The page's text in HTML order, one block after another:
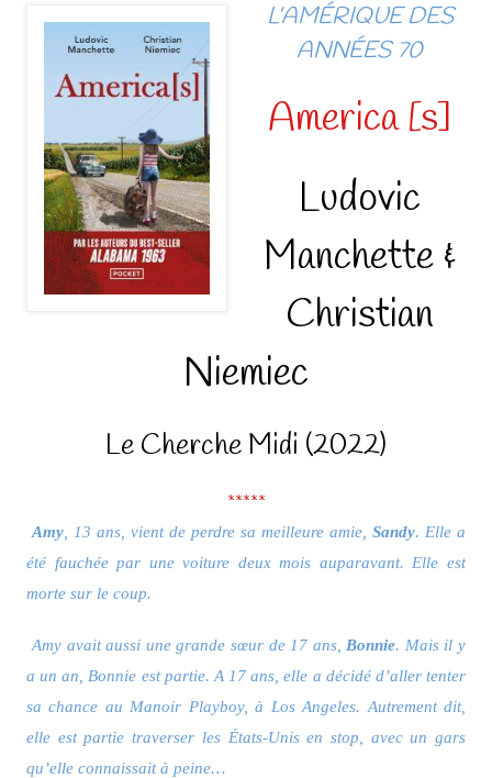
L’AMÉRIQUE DES
ANNÉES 70
America [s]
Ludovic
Manchette &
Christian
Niemiec
Le Cherche Midi (2022)
*****
Amy, 13 ans, vient de perdre sa meilleure amie,Sandy. Elle a
été fauchée par une voiture deux mois auparavant. Elle est
morte sur le coup.
Amy avait aussi une grande sœur de 17 ans, Bonnie. Mais il y
a un an, Bonnie est partie. A 17 ans, elle a décidé d’aller tenter
sa chance au Manoir Playboy, à Los Angeles. Autrement dit,
elle est partie traverser les États-Unis en stop, avec un gars
qu’elle connaissait à peine…